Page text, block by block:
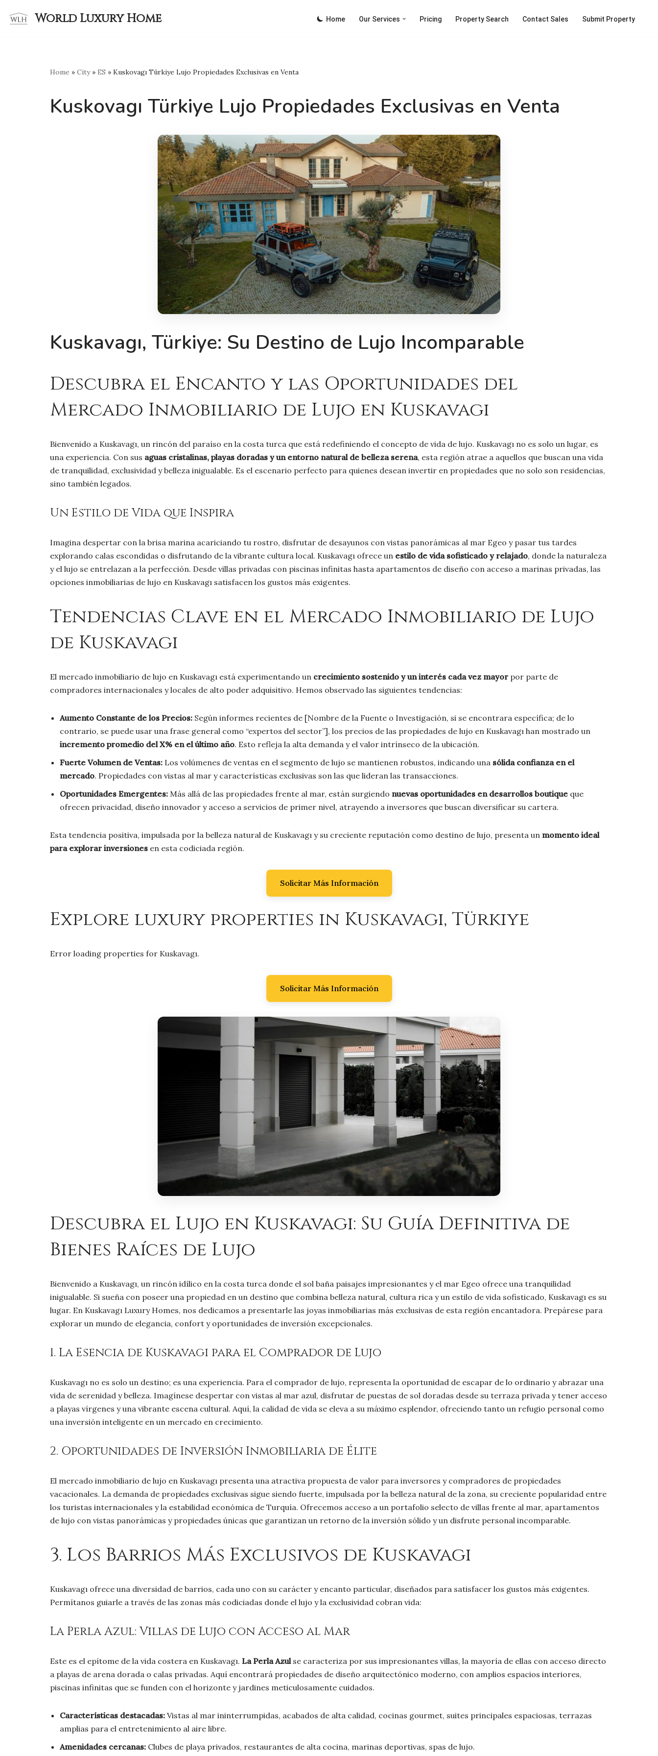
Skip
World Luxury Home Home Our Services Pricing Property Search Contact Sales Submit Property
Home » City» ES » Kuskovagı Türkiye Lujo Propiedades Exclusivas en Venta
Kuskovagı Türkiye Lujo Propiedades Exclusivas en Venta
Kuskavagı, Türkiye: Su Destino de Lujo Incomparable
Descubra el Encanto y las Oportunidades del
Mercado Inmobiliario de Lujo en Kuskavagı
Bienvenido a Kuskavagı, un rincón del paraíso en la costa turca que está redefiniendo el concepto de vida de lujo. Kuskavagı no es solo un lugar, es
una experiencia. Con sus aguas cristalinas, playas doradas y un entorno natural de belleza serena, esta región atrae a aquellos que buscan una vida
de tranquilidad, exclusividad y belleza inigualable. Es el escenario perfecto para quienes desean invertir en propiedades que no solo son residencias,
sino también legados.
Un Estilo de Vida que Inspira
Imagina despertar con la brisa marina acariciando tu rostro, disfrutar de desayunos con vistas panorámicas al mar Egeo y pasar tus tardes
explorando calas escondidas o disfrutando de la vibrante cultura local. Kuskavagı ofrece un estilo de vida sofisticado y relajado, donde la naturaleza
y el lujo se entrelazan a la perfección. Desde villas privadas con piscinas infinitas hasta apartamentos de diseño con acceso a marinas privadas, las
opciones inmobiliarias de lujo en Kuskavagı satisfacen los gustos más exigentes.
Tendencias Clave en el Mercado Inmobiliario de Lujo
de Kuskavagı
El mercado inmobiliario de lujo en Kuskavagı está experimentando un crecimiento sostenido y un interés cada vez mayor por parte de
compradores internacionales y locales de alto poder adquisitivo. Hemos observado las siguientes tendencias:
Aumento Constante de los Precios: Según informes recientes de [Nombre de la Fuente o Investigación, si se encontrara específica; de lo
contrario, se puede usar una frase general como “expertos del sector”], los precios de las propiedades de lujo en Kuskavagı han mostrado un
incremento promedio del X% en el último año. Esto refleja la alta demanda y el valor intrínseco de la ubicación.
Fuerte Volumen de Ventas: Los volúmenes de ventas en el segmento de lujo se mantienen robustos, indicando una sólida confianza en el
mercado. Propiedades con vistas al mar y características exclusivas son las que lideran las transacciones.
Oportunidades Emergentes: Más allá de las propiedades frente al mar, están surgiendo nuevas oportunidades en desarrollos boutique que
ofrecen privacidad, diseño innovador y acceso a servicios de primer nivel, atrayendo a inversores que buscan diversificar su cartera.
Esta tendencia positiva, impulsada por la belleza natural de Kuskavagı y su creciente reputación como destino de lujo, presenta un momento ideal
para explorar inversiones en esta codiciada región.
Solicitar Más Información
Explore luxury properties in Kuskavagı, Türkiye
Error loading properties for Kuskavagı.
Solicitar Más Información
Descubra el Lujo en Kuskavagı: Su Guía Definitiva de
Bienes Raíces de Lujo
Bienvenido a Kuskavagı, un rincón idílico en la costa turca donde el sol baña paisajes impresionantes y el mar Egeo ofrece una tranquilidad
inigualable. Si sueña con poseer una propiedad en un destino que combina belleza natural, cultura rica y un estilo de vida sofisticado, Kuskavagı es su
lugar. En Kuskavagı Luxury Homes, nos dedicamos a presentarle las joyas inmobiliarias más exclusivas de esta región encantadora. Prepárese para
explorar un mundo de elegancia, confort y oportunidades de inversión excepcionales.
1. La Esencia de Kuskavagı para el Comprador de Lujo
Kuskavagı no es solo un destino; es una experiencia. Para el comprador de lujo, representa la oportunidad de escapar de lo ordinario y abrazar una
vida de serenidad y belleza. Imagínese despertar con vistas al mar azul, disfrutar de puestas de sol doradas desde su terraza privada y tener acceso
a playas vírgenes y una vibrante escena cultural. Aquí, la calidad de vida se eleva a su máximo esplendor, ofreciendo tanto un refugio personal como
una inversión inteligente en un mercado en crecimiento.
2. Oportunidades de Inversión Inmobiliaria de Élite
El mercado inmobiliario de lujo en Kuskavagı presenta una atractiva propuesta de valor para inversores y compradores de propiedades
vacacionales. La demanda de propiedades exclusivas sigue siendo fuerte, impulsada por la belleza natural de la zona, su creciente popularidad entre
los turistas internacionales y la estabilidad económica de Turquía. Ofrecemos acceso a un portafolio selecto de villas frente al mar, apartamentos
de lujo con vistas panorámicas y propiedades únicas que garantizan un retorno de la inversión sólido y un disfrute personal incomparable.
3. Los Barrios Más Exclusivos de Kuskavagı
Kuskavagı ofrece una diversidad de barrios, cada uno con su carácter y encanto particular, diseñados para satisfacer los gustos más exigentes.
Permítanos guiarle a través de las zonas más codiciadas donde el lujo y la exclusividad cobran vida:
La Perla Azul: Villas de Lujo con Acceso al Mar
Este es el epítome de la vida costera en Kuskavagı. La Perla Azulse caracteriza por sus impresionantes villas, la mayoría de ellas con acceso directo
a playas de arena dorada o calas privadas. Aquí encontrará propiedades de diseño arquitectónico moderno, con amplios espacios interiores,
piscinas infinitas que se funden con el horizonte y jardines meticulosamente cuidados.
Características destacadas: Vistas al mar ininterrumpidas, acabados de alta calidad, cocinas gourmet, suites principales espaciosas, terrazas
amplias para el entretenimiento al aire libre.
Amenidades cercanas: Clubes de playa privados, restaurantes de alta cocina, marinas deportivas, spas de lujo.